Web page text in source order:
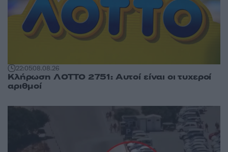
22:0508.08.26
Κλήρωση ΛΟΤΤΟ 2751: Αυτοί είναι οι τυχεροί
αριθμοί